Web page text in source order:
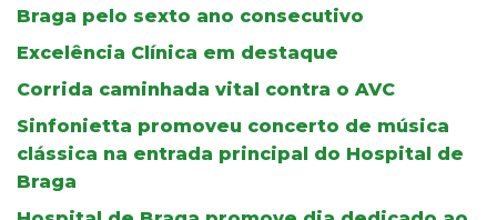
Braga pelo sexto ano consecutivo
Excelência Clínica em destaque
Corrida caminhada vital contra o AVC
Sinfonietta promoveu concerto de música
clássica na entrada principal do Hospital de
Braga